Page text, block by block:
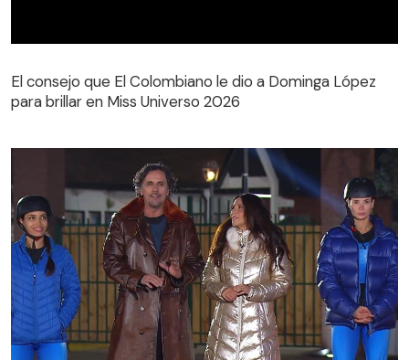
para brillar en Miss Universo 2026
El consejo que El Colombiano le dio a Dominga López
para brillar en Miss Universo 2026